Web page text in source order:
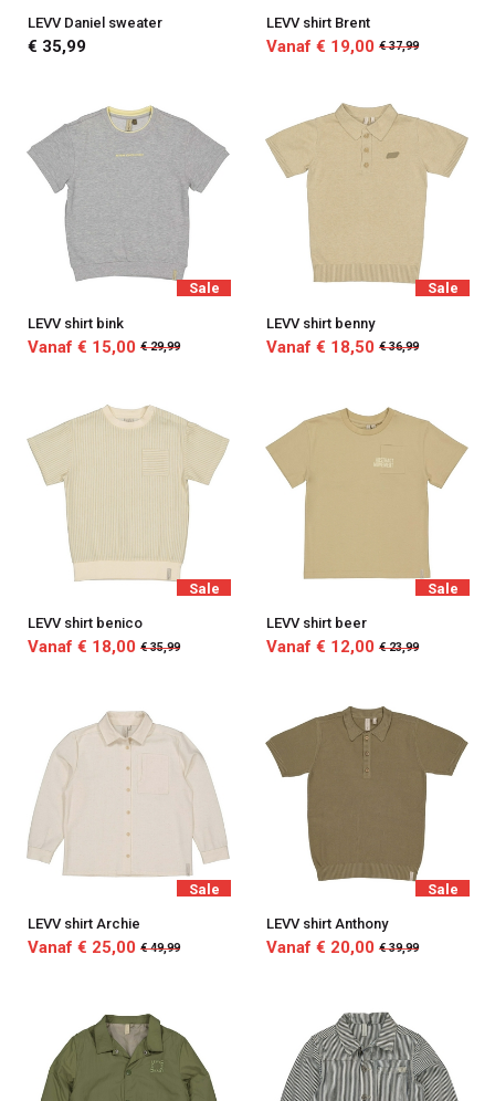
LEVV Daniel sweater
€ 35,99
LEVV shirt Brent
Vanaf € 19,00 € 37,99
Sale
LEVV shirt bink
Vanaf € 15,00 € 29,99
Sale
LEVV shirt benny
Vanaf € 18,50 € 36,99
Sale
LEVV shirt benico
Vanaf € 18,00 € 35,99
Sale
LEVV shirt beer
Vanaf € 12,00 € 23,99
Sale
LEVV shirt Archie
Vanaf € 25,00 € 49,99
Sale
LEVV shirt Anthony
Vanaf € 20,00 € 39,99